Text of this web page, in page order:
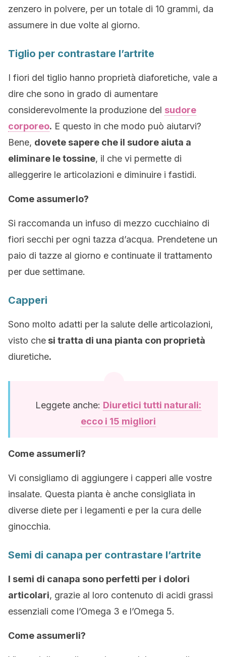
zenzero in polvere, per un totale di 10 grammi, da
assumere in due volte al giorno.
Tiglio per contrastare l’artrite
I fiori del tiglio hanno proprietà diaforetiche, vale a
dire che sono in grado di aumentare
considerevolmente la produzione del sudore
corporeo. E questo in che modo può aiutarvi?
Bene, dovete sapere che il sudore aiuta a
eliminare le tossine, il che vi permette di
alleggerire le articolazioni e diminuire i fastidi.
Come assumerlo?
Si raccomanda un infuso di mezzo cucchiaino di
fiori secchi per ogni tazza d’acqua. Prendetene un
paio di tazze al giorno e continuate il trattamento
per due settimane.
Capperi
Sono molto adatti per la salute delle articolazioni,
visto che si tratta di una pianta con proprietà
diuretiche.
Leggete anche: Diuretici tutti naturali:
ecco i 15 migliori
Come assumerli?
Vi consigliamo di aggiungere i capperi alle vostre
insalate. Questa pianta è anche consigliata in
diverse diete per i legamenti e per la cura delle
ginocchia.
Semi di canapa per contrastare l’artrite
I semi di canapa sono perfetti per i dolori
articolari, grazie al loro contenuto di acidi grassi
essenziali come l’Omega 3 e l’Omega 5.
Come assumerli?